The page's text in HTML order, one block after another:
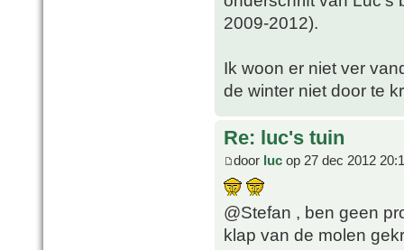
2009-2012).
Ik woon er niet ver
de winter niet door te
Re: luc's tuin
door luc op 27 dec 2012
@Stefan , ben geen
klap van de molen